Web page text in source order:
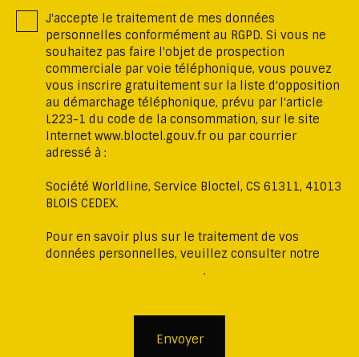
J'accepte le traitement de mes données
personnelles conformément au RGPD. Si vous ne
souhaitez pas faire l'objet de prospection
commerciale par voie téléphonique, vous pouvez
vous inscrire gratuitement sur la liste d'opposition
au démarchage téléphonique, prévu par l'article
L223-1 du code de la consommation, sur le site
Internet www.bloctel.gouv.fr ou par courrier
adressé à :
Société Worldline, Service Bloctel, CS 61311, 41013
BLOIS CEDEX.
Pour en savoir plus sur le traitement de vos
données personnelles, veuillez consulter notre
.
Envoyer